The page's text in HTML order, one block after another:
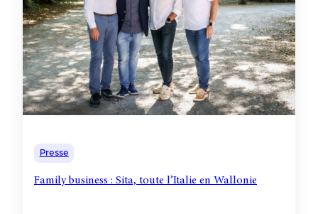
Presse
Family business : Sita, toute l’Italie en Wallonie